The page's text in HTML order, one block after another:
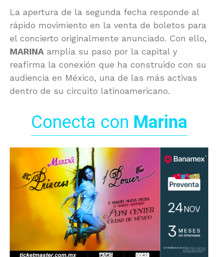
La apertura de la segunda fecha responde al
rápido movimiento en la venta de boletos para
el concierto originalmente anunciado. Con ello,
MARINA amplía su paso por la capital y
reafirma la conexión que ha construido con su
audiencia en México, una de las más activas
dentro de su circuito latinoamericano.
Conecta con Marina